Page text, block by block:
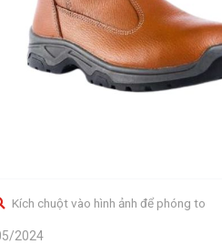
Kích chuột vào hình ảnh để phóng to
2024